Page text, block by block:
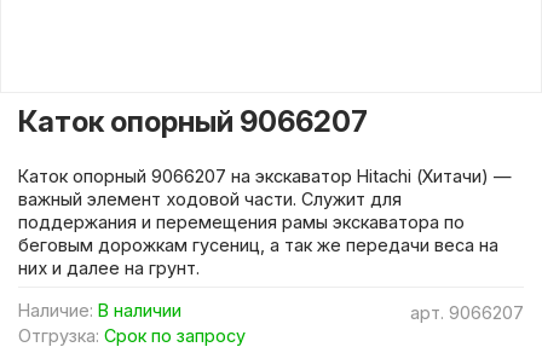
арт. 9066207
Наличие: В наличии
Отгрузка: Срок по запросу
Каток опорный 9066207
Каток опорный 9066207 на экскаватор Hitachi (Хитачи) —
важный элемент ходовой части. Служит для
поддержания и перемещения рамы экскаватора по
беговым дорожкам гусениц, а так же передачи веса на
них и далее на грунт.